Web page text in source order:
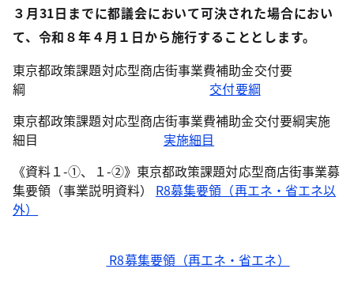
３月31日までに都議会において可決された場合におい
て、令和８年４月１日から施行することとします。
東京都政策課題対応型商店街事業費補助金交付要
綱
交付要綱
東京都政策課題対応型商店街事業費補助金交付要綱実施
細目
実施細目
《資料１-①、
１-②》東京都政策課題対応型商店街事業募
集要領（事業説明資料） R8募集要領（再エネ・省エネ以
外）
R8募集要領（再エネ・省エネ）